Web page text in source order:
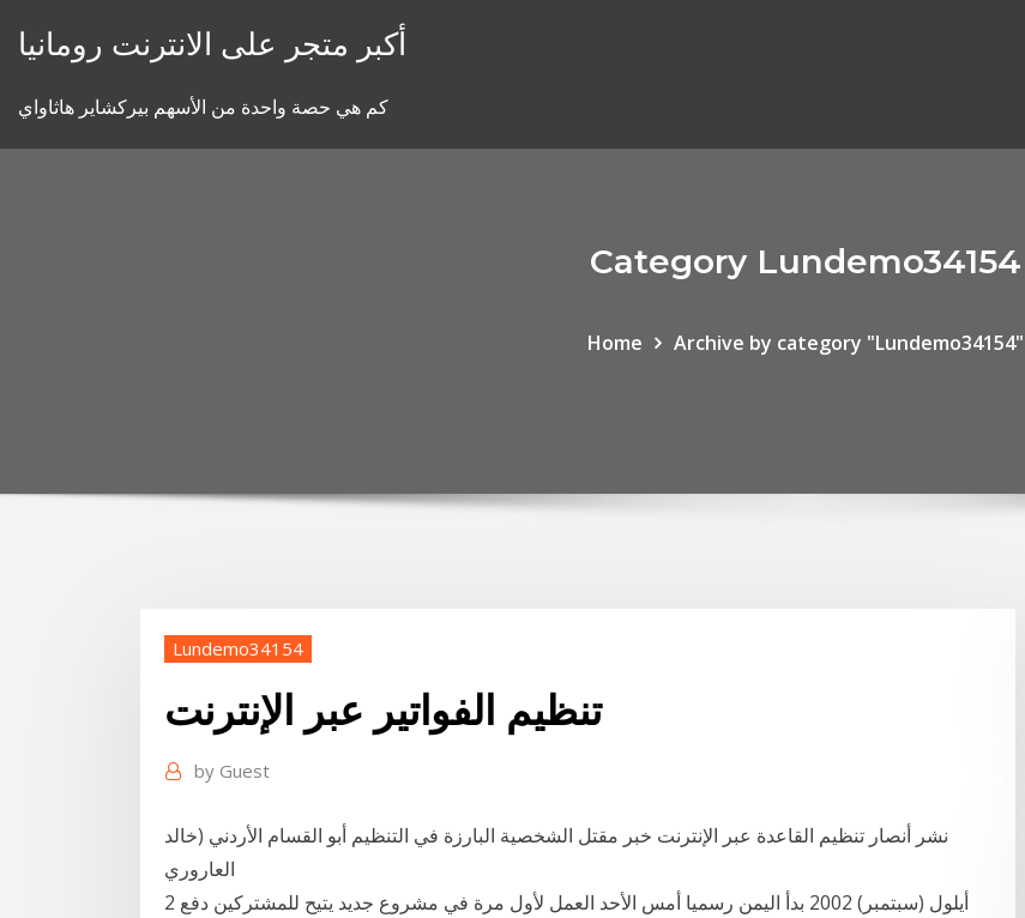
أكبر متجر على الانترنت رومانيا
كم هي حصة واحدة من الأسهم بيركشاير هاثاواي
Category Lundemo34154
Home Archive by category "Lundemo34154"
Lundemo34154
تنظيم الفواتير عبر الإنترنت
by Guest
نشر أنصار تنظيم القاعدة عبر الإنترنت خبر مقتل الشخصية البارزة في التنظيم أبو القسام الأردني (خالد
العاروري
2 أيلول (سبتمبر) 2002 بدأ اليمن رسميا أمس الأحد العمل لأول مرة في مشروع جديد يتيح للمشتركين دفع